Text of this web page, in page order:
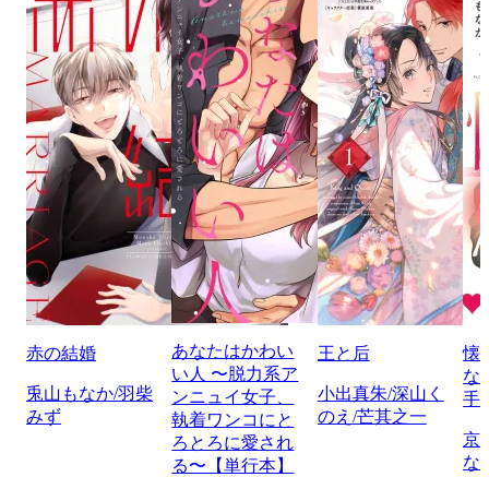
赤の結婚
兎山もなか/羽柴
みず
あなたはかわい
い人 〜脱力系ア
ンニュイ女子、
執着ワンコにと
ろとろに愛され
る〜【単行本】
王と后
小出真朱/深山く
のえ/芒其之一
懐
な
手
京
な